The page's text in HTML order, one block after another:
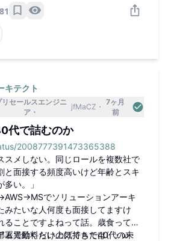
告じゃないかと気になりました。
81
キテクト
リセールスエンジニ
ア
jfMaCZ
7ヶ月
前
代で詰むのか
2008777391473365388
スメしない。同じロールを複数社で
と面接する頻度高いけど年齢とスキ
い。」
でソリューションアーキ
みたいな人何度も面接してますけ
ることですよねって話。歳食ってる
ムで給料だけ上げてきた40代の末
署異動くらいの気持ちでは(´・ω・